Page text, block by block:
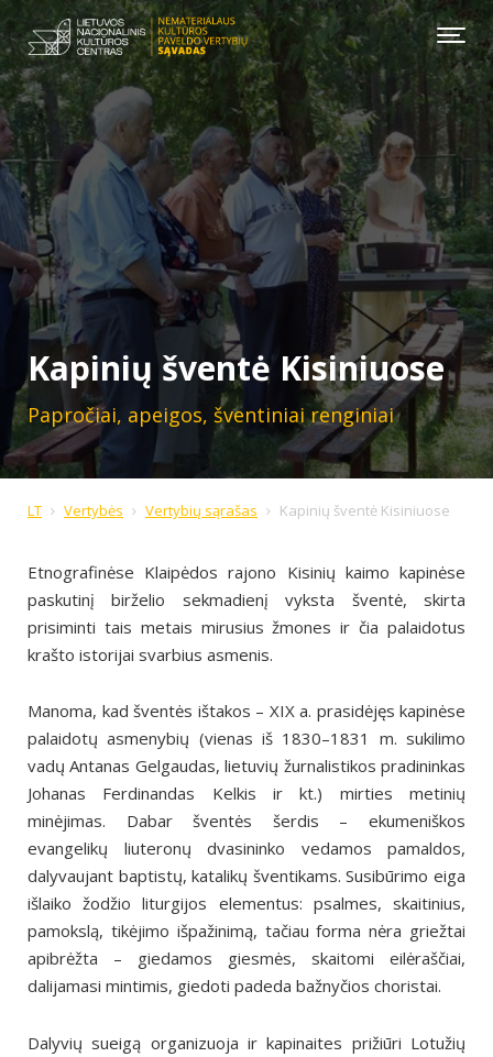
Kapinių šventė Kisiniuose
Papročiai, apeigos, šventiniai renginiai
LT Vertybės Vertybių sąrašas Kapinių šventė Kisiniuose
Etnografinėse Klaipėdos rajono Kisinių kaimo kapinėse
paskutinį birželio sekmadienį vyksta šventė, skirta
prisiminti tais metais mirusius žmones ir čia palaidotus
krašto istorijai svarbius asmenis.
Manoma, kad šventės ištakos – XIX a. prasidėjęs kapinėse
palaidotų asmenybių (vienas iš 1830–1831 m. sukilimo
vadų Antanas Gelgaudas, lietuvių žurnalistikos pradininkas
Johanas Ferdinandas Kelkis ir kt.) mirties metinių
minėjimas. Dabar šventės šerdis – ekumeniškos
evangelikų liuteronų dvasininko vedamos pamaldos,
dalyvaujant baptistų, katalikų šventikams. Susibūrimo eiga
išlaiko žodžio liturgijos elementus: psalmes, skaitinius,
pamokslą, tikėjimo išpažinimą, tačiau forma nėra griežtai
apibrėžta – giedamos giesmės, skaitomi eilėraščiai,
dalijamasi mintimis, giedoti padeda bažnyčios choristai.
Dalyvių sueigą organizuoja ir kapinaites prižiūri Lotužių